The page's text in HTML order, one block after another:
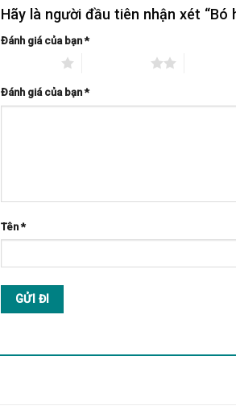
Hãy là người đầu tiên nhận xét
Đánh giá của bạn*
Đánh giá của bạn*
Tên*